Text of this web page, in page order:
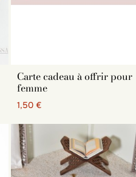
Carte cadeau à offrir pour
femme
1,50 €